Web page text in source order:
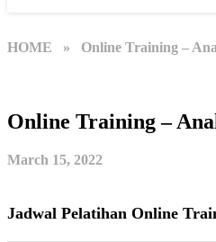
HOME » Online Training –
Online Training –
March 15, 2022
Jadwal Pelatihan Online